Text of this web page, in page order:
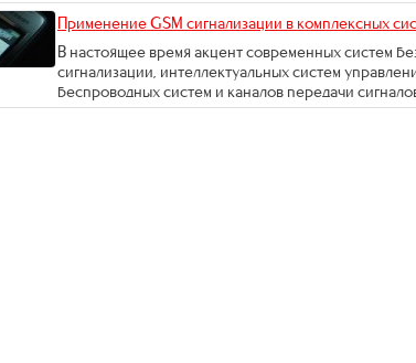
Применение GSM сигнализации в комплексных
В настоящее время акцент современных систем
сигнализации, интеллектуальных систем
беспроводных систем и каналов передачи